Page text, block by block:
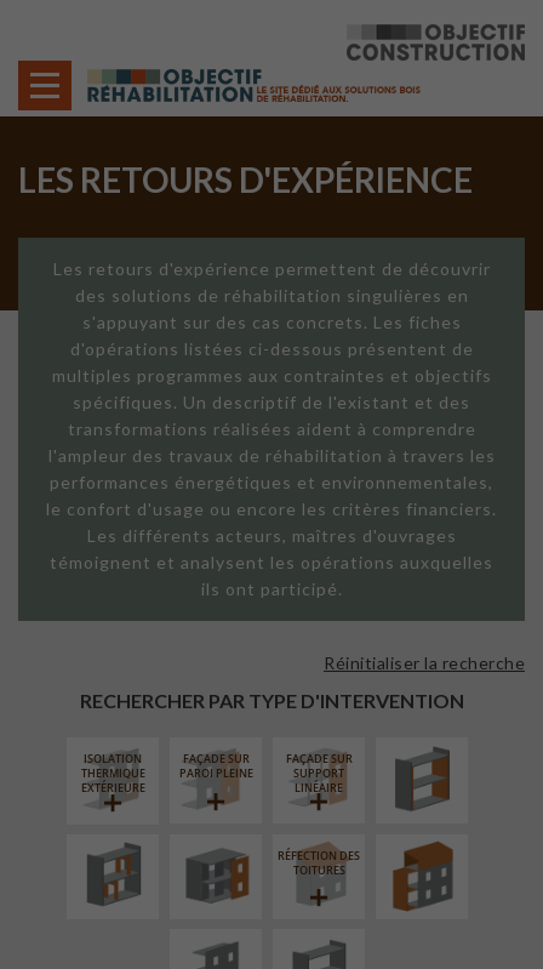
LES RETOURS D'EXPÉRIENCE
Les retours d'expérience permettent de découvrir
des solutions de réhabilitation singulières en
s'appuyant sur des cas concrets. Les fiches
d'opérations listées ci-dessous présentent de
multiples programmes aux contraintes et objectifs
spécifiques. Un descriptif de l'existant et des
transformations réalisées aident à comprendre
l'ampleur des travaux de réhabilitation à travers les
performances énergétiques et environnementales,
le confort d'usage ou encore les critères financiers.
Les différents acteurs, maîtres d'ouvrages
témoignent et analysent les opérations auxquelles
ils ont participé.
RECHERCHER PAR TYPE D'INTERVENTION
Réinitialiser la recherche
ISOLATION
THERMIQUE
EXTÉRIEURE
FAÇADE SUR
PAROI PLEINE
FAÇADE SUR
SUPPORT
LINÉAIRE
ISOLATION
INTÉRIEURE
RÉAMÉNAGEMENT
INTÉRIEUR
FERMETURE
LOGGIAS
RÉFECTION DES
TOITURES
SURÉLÉVATION
EXTENSION
AMÉNAGEMENT
EXTÉRIEUR
PROCÉDÉ
PARTICULIER